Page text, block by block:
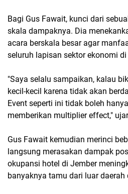
Bagi Gus Fawait, kunci dari
skala dampaknya. Dia
acara berskala besar agar
seluruh lapisan sektor ekonomi
"Saya selalu sampaikan, kalau
kecil-kecil karena tidak akan
Event seperti ini tidak boleh
memberikan multiplier effect,"
Gus Fawait kemudian merinci
langsung merasakan dampak
okupansi hotel di Jember
banyaknya tamu dari luar